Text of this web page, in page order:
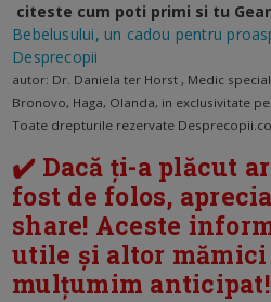
citeste cum poti primi si tu
Bebelusului, un cadou pentru
Desprecopii
autor: Dr. Daniela ter Horst , Medic
Bronovo, Haga, Olanda, in exclusivitate
Toate drepturile rezervate
✔️ Dacă ți-a plăcut
fost de folos,
share! Aceste
utile și altor
mulțumim